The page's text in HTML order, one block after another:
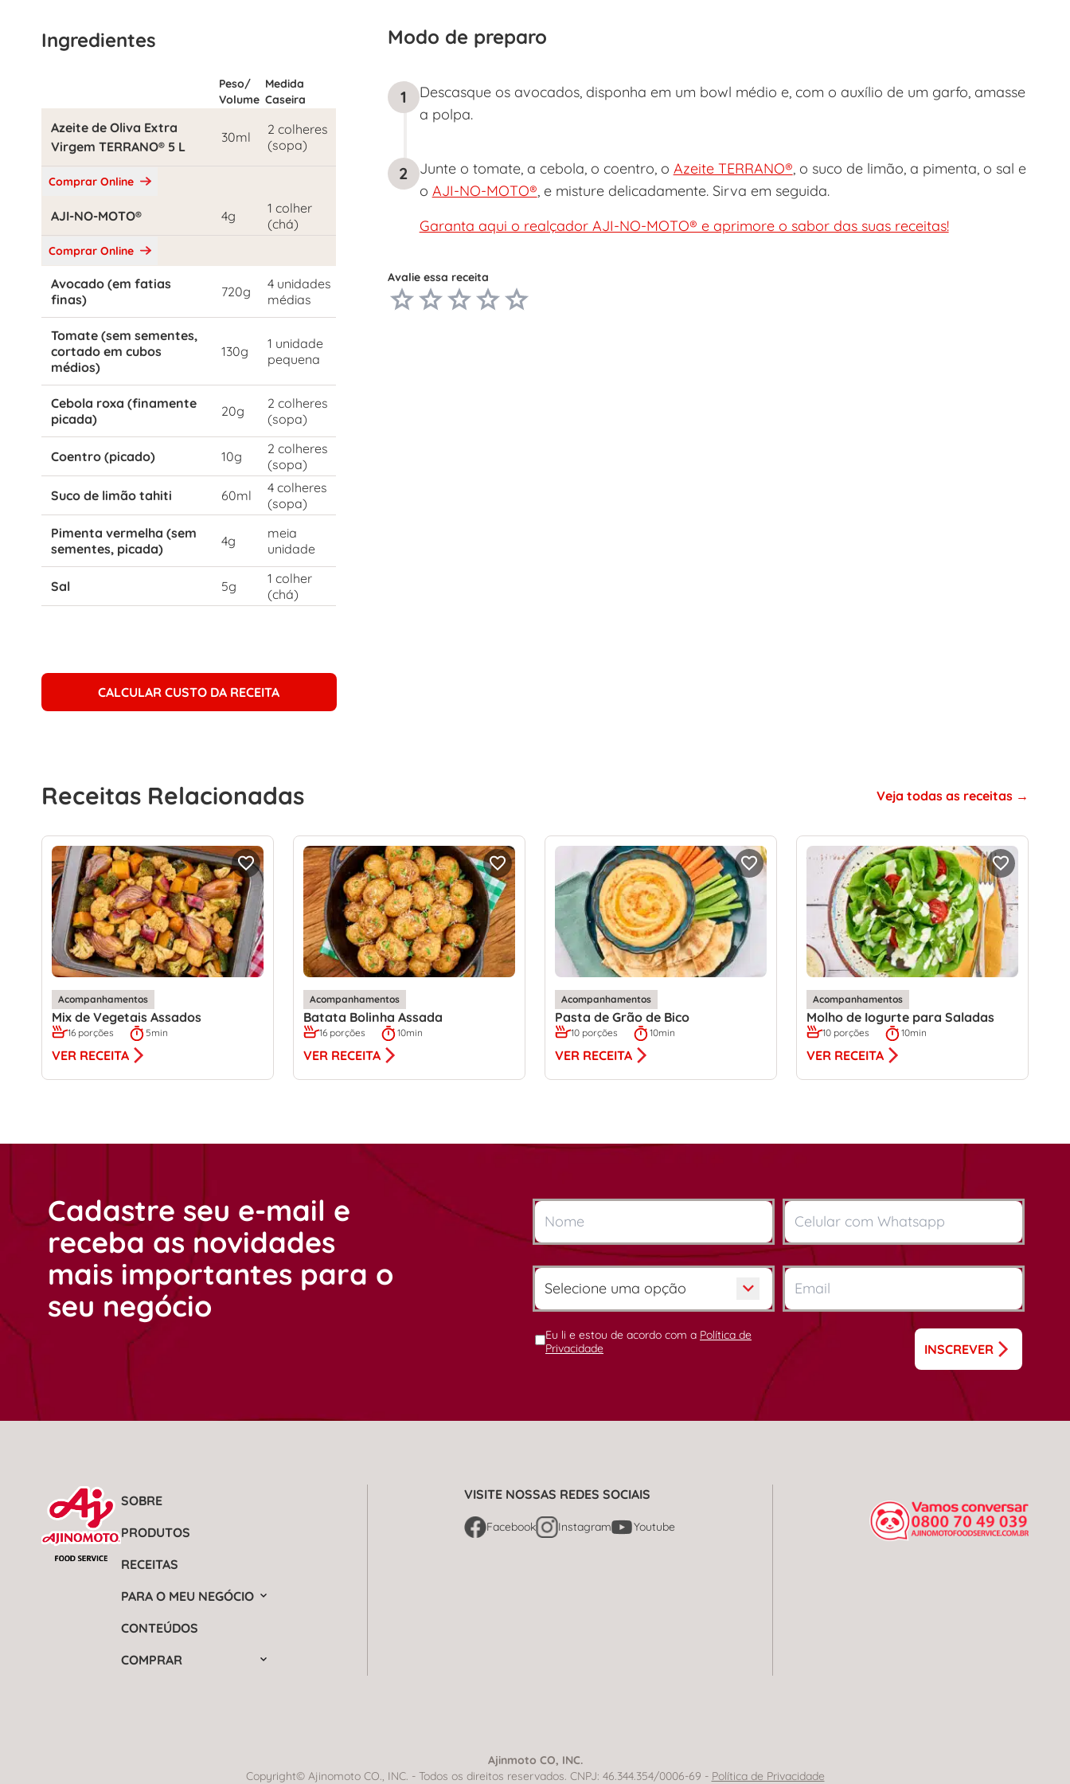
Ingredientes
Peso/
Volume
Medida
Caseira
Azeite de Oliva Extra
Virgem TERRANO® 5 L
30ml
2 colheres
(sopa)
Comprar Online
AJI-NO-MOTO® 4g
1 colher
(chá)
Comprar Online
Avocado (em fatias
finas)
720g
4 unidades
médias
Tomate (sem sementes,
cortado em cubos
médios)
130g
1 unidade
pequena
Cebola roxa (finamente
picada)
20g
2 colheres
(sopa)
Coentro (picado) 10g
2 colheres
(sopa)
Suco de limão tahiti
60ml
4 colheres
(sopa)
Pimenta vermelha (sem
sementes, picada)
4g
meia
unidade
Sal 5g
1 colher
(chá)
CALCULAR CUSTO DA RECEITA
Modo de preparo
1
Descasque os avocados, disponha em um bowl médio e, com o auxílio de um garfo, amasse
a polpa.
2 Junte o tomate, a cebola, o coentro, o Azeite TERRANO®, o suco de limão, a pimenta, o sal e
o AJI-NO-MOTO®, e misture delicadamente. Sirva em seguida.
Garanta aqui o realçador AJI-NO-MOTO® e aprimore o sabor das suas receitas!
Avalie essa receita
Receitas Relacionadas Veja todas as receitas
Acompanhamentos
Mix de Vegetais Assados
16 porções 5min
VER RECEITA
Acompanhamentos
Batata Bolinha Assada
16 porções 10min
VER RECEITA
Acompanhamentos
Pasta de Grão de Bico
10 porções 10min
VER RECEITA
Acompanhamentos
Molho de Iogurte para Saladas
10 porções 10min
VER RECEITA
Cadastre seu e-mail e
receba as novidades
mais importantes para o
seu negócio
Eu li e estou de acordo com a Política de
Privacidade
INSCREVER
SOBRE
PRODUTOS
RECEITAS
PARA O MEU NEGÓCIO
CONTEÚDOS
COMPRAR
VISITE NOSSAS REDES SOCIAIS
Facebook Instagram Youtube
Ajinmoto CO, INC.
Copyright© Ajinomoto CO., INC. - Todos os direitos reservados. CNPJ: 46.344.354/0006-69 - Política de Privacidade